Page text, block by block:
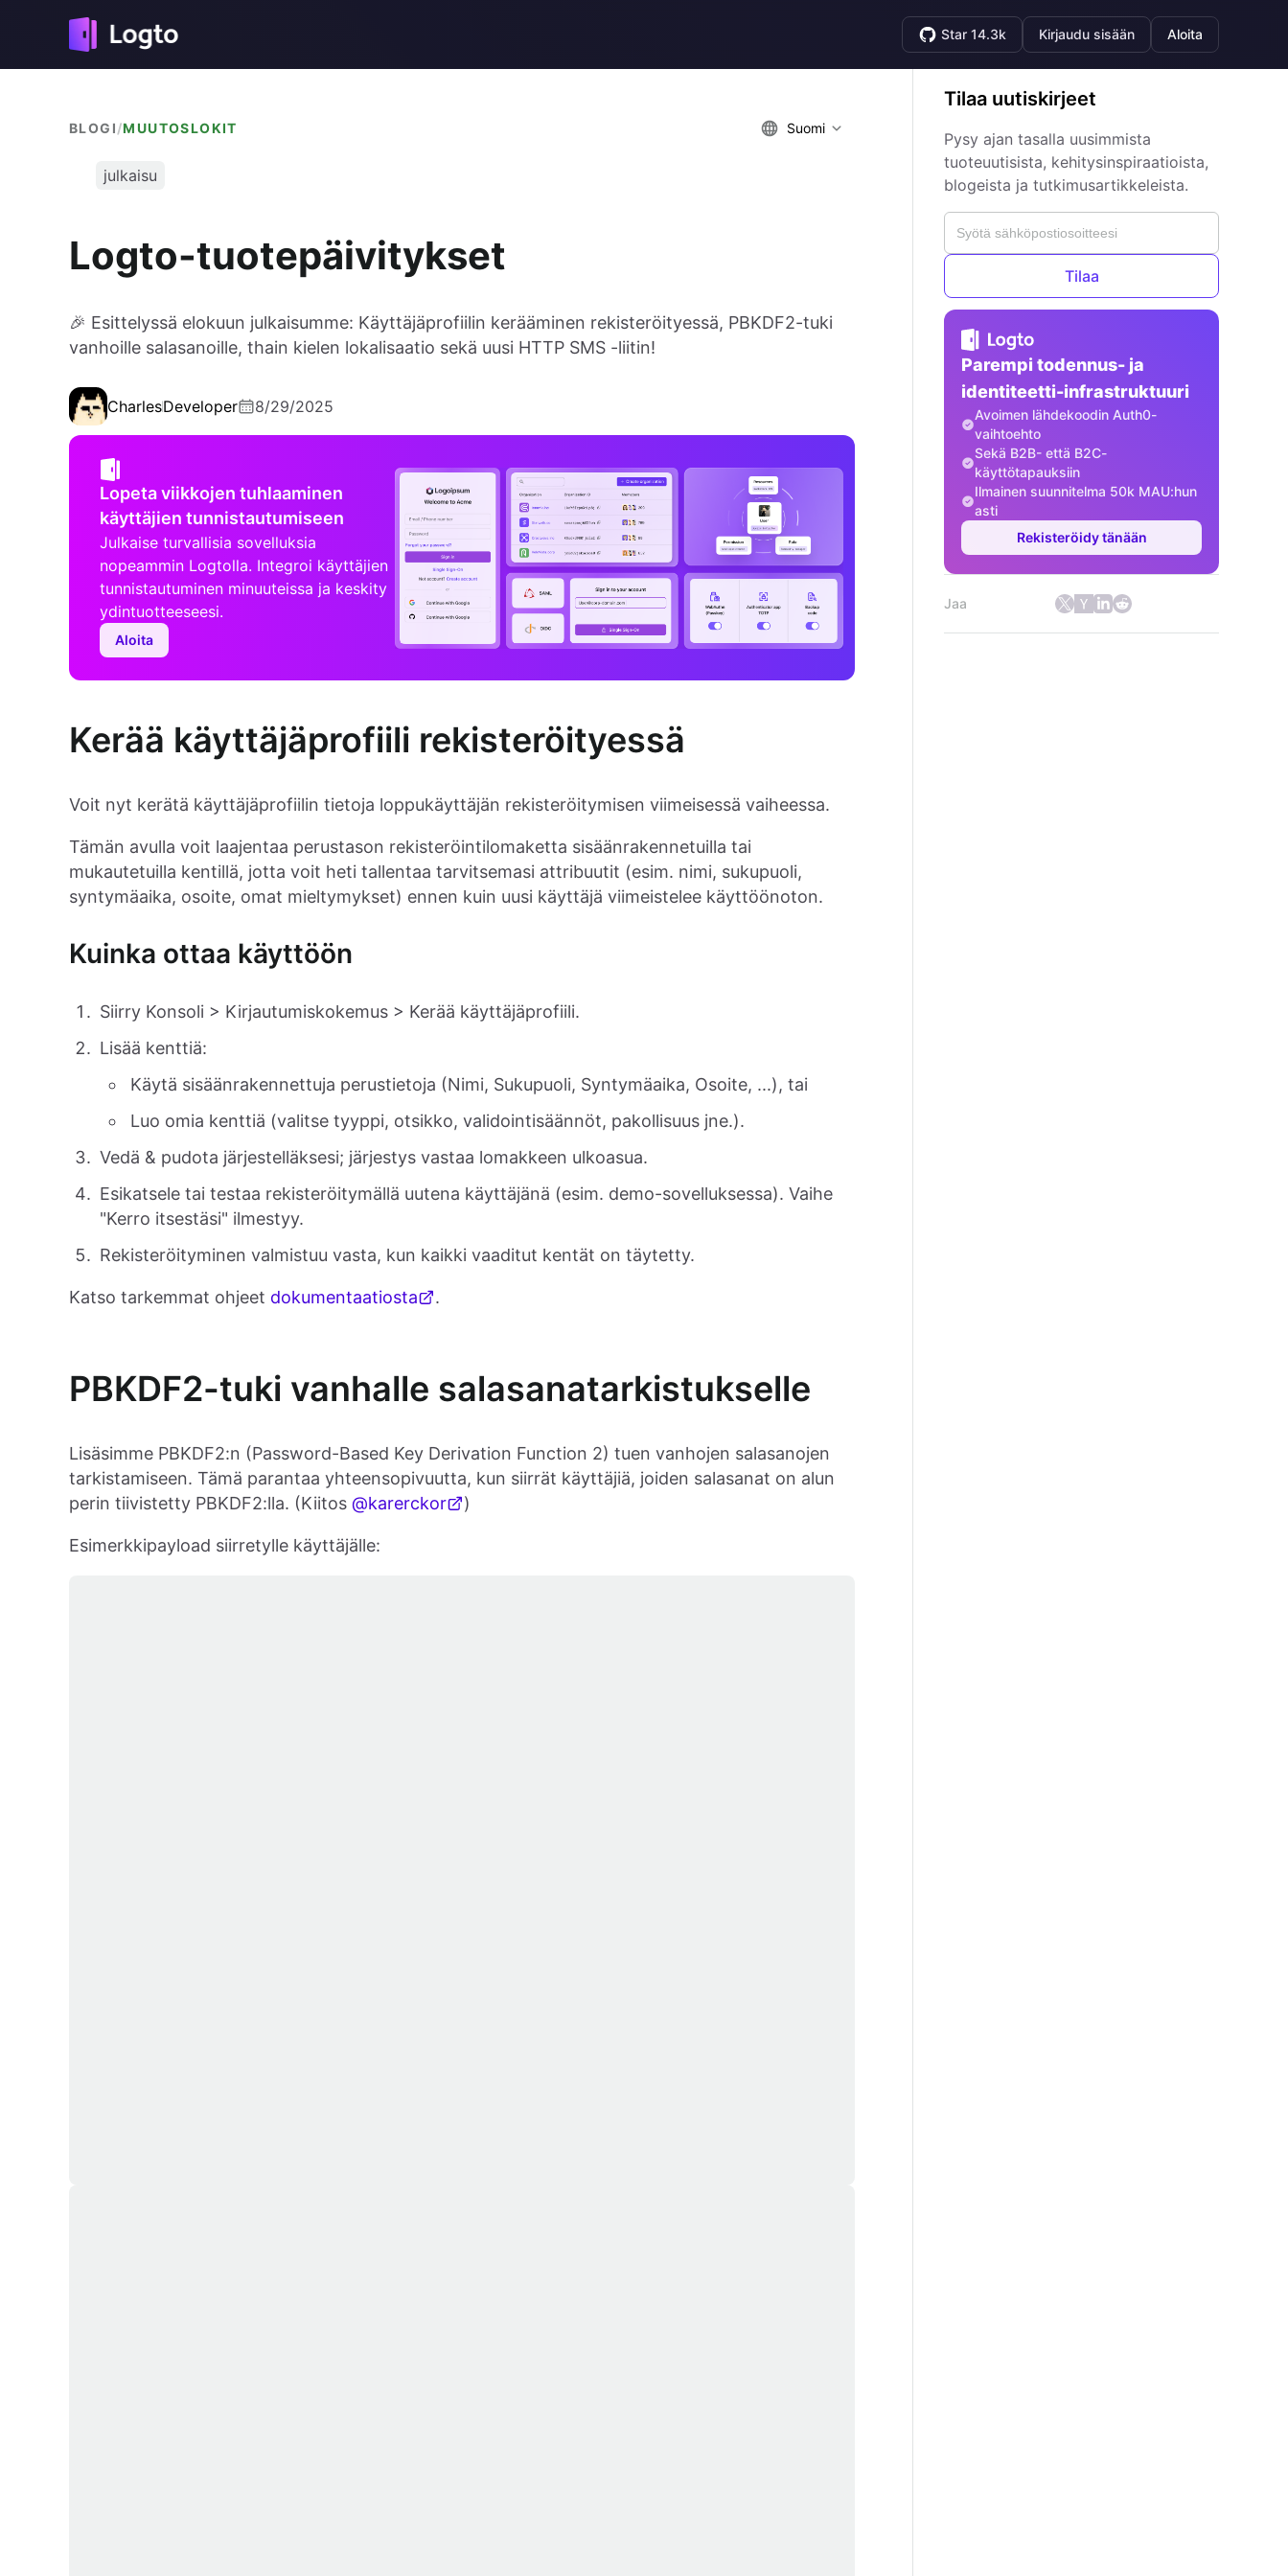
Star 14.3k Kirjaudu sisään Aloita
BLOGI/MUUTOSLOKIT Suomi
julkaisu
Logto-tuotepäivitykset
🎉 Esittelyssä elokuun julkaisumme: Käyttäjäprofiilin kerääminen rekisteröityessä, PBKDF2-tuki
vanhoille salasanoille, thain kielen lokalisaatio sekä uusi HTTP SMS -liitin!
CharlesDeveloper 8/29/2025
Lopeta viikkojen tuhlaaminen
käyttäjien tunnistautumiseen
Julkaise turvallisia sovelluksia
nopeammin Logtolla. Integroi käyttäjien
tunnistautuminen minuuteissa ja keskity
ydintuotteeseesi.
Aloita
Kerää käyttäjäprofiili rekisteröityessä
Voit nyt kerätä käyttäjäprofiilin tietoja loppukäyttäjän rekisteröitymisen viimeisessä vaiheessa.
Tämän avulla voit laajentaa perustason rekisteröintilomaketta sisäänrakennetuilla tai
mukautetuilla kentillä, jotta voit heti tallentaa tarvitsemasi attribuutit (esim. nimi, sukupuoli,
syntymäaika, osoite, omat mieltymykset) ennen kuin uusi käyttäjä viimeistelee käyttöönoton.
Kuinka ottaa käyttöön
Siirry Konsoli > Kirjautumiskokemus > Kerää käyttäjäprofiili.
Lisää kenttiä:
Käytä sisäänrakennettuja perustietoja (Nimi, Sukupuoli, Syntymäaika, Osoite, ...), tai
Luo omia kenttiä (valitse tyyppi, otsikko, validointisäännöt, pakollisuus jne.).
Vedä & pudota järjestelläksesi; järjestys vastaa lomakkeen ulkoasua.
Esikatsele tai testaa rekisteröitymällä uutena käyttäjänä (esim. demo-sovelluksessa). Vaihe
"Kerro itsestäsi" ilmestyy.
Rekisteröityminen valmistuu vasta, kun kaikki vaaditut kentät on täytetty.
Katso tarkemmat ohjeet dokumentaatiosta .
PBKDF2-tuki vanhalle salasanatarkistukselle
Lisäsimme PBKDF2:n (Password-Based Key Derivation Function 2) tuen vanhojen salasanojen
tarkistamiseen. Tämä parantaa yhteensopivuutta, kun siirrät käyttäjiä, joiden salasanat on alun
perin tiivistetty PBKDF2:lla. (Kiitos @karerckor )
Esimerkkipayload siirretylle käyttäjälle:
Tilaa uutiskirjeet
Pysy ajan tasalla uusimmista
tuoteuutisista, kehitysinspiraatioista,
blogeista ja tutkimusartikkeleista.
Tilaa
Parempi todennus- ja
identiteetti-infrastruktuuri
Avoimen lähdekoodin Auth0-
vaihtoehto
Sekä B2B- että B2C-
käyttötapauksiin
Ilmainen suunnitelma 50k MAU:hun
asti
Rekisteröidy tänään
Jaa